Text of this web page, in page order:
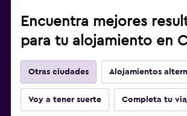
Encuentra mejores
para tu alojamiento en
Otras ciudades Alojamientos
Voy a tener suerte Completa tu